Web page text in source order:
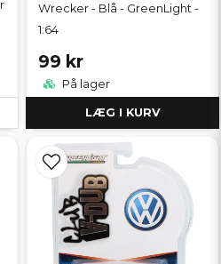
Wrecker - Blå - GreenLight -
1:64
99 kr
På lager
LÆG I KURV